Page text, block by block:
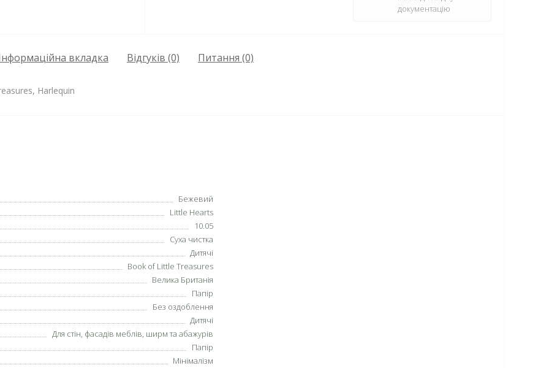
документацію
вкладка Відгуків (0) Питання (0)
Harlequin
Бежевий
Little Hearts
10.05
Суха чистка
Дитячі
Book of Little Treasures
Велика Британія
Папір
Без оздоблення
Дитячі
Для стін, фасадів меблів, ширм та абажурів
Папір
Мінімалізм